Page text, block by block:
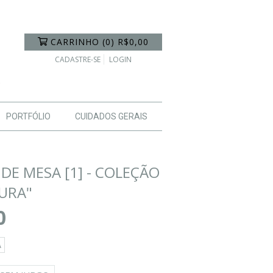
CARRINHO (0) R$0,00
CADASTRE-SE LOGIN
PORTFÓLIO CUIDADOS GERAIS
MESA [1] - COLEÇÃO